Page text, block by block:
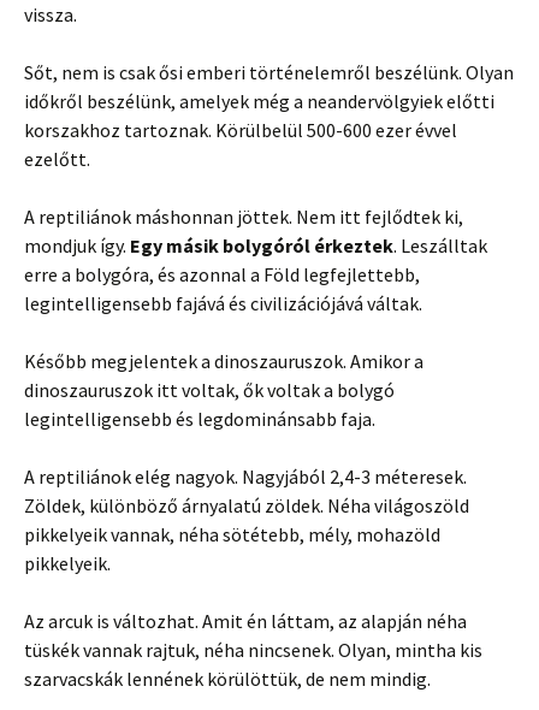
vissza.
Sőt, nem is csak ősi emberi történelemről beszélünk. Olyan
időkről beszélünk, amelyek még a neandervölgyiek előtti
korszakhoz tartoznak. Körülbelül 500-600 ezer évvel
ezelőtt.
A reptiliánok máshonnan jöttek. Nem itt fejlődtek ki,
mondjuk így. Egy másik bolygóról érkeztek. Leszálltak
erre a bolygóra, és azonnal a Föld legfejlettebb,
legintelligensebb fajává és civilizációjává váltak.
Később megjelentek a dinoszauruszok. Amikor a
dinoszauruszok itt voltak, ők voltak a bolygó
legintelligensebb és legdominánsabb faja.
A reptiliánok elég nagyok. Nagyjából 2,4-3 méteresek.
Zöldek, különböző árnyalatú zöldek. Néha világoszöld
pikkelyeik vannak, néha sötétebb, mély, mohazöld
pikkelyeik.
Az arcuk is változhat. Amit én láttam, az alapján néha
tüskék vannak rajtuk, néha nincsenek. Olyan, mintha kis
szarvacskák lennének körülöttük, de nem mindig.